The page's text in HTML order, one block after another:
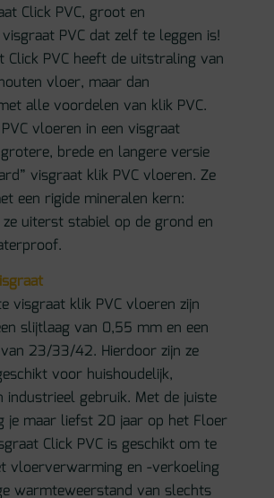
Click PVC, groot en
PVC dat zelf te leggen is!
Click PVC heeft de uitstraling van
vloer, maar dan
alle voordelen van klik PVC.
vloeren in een visgraat
brede en langere versie
visgraat klik PVC vloeren. Ze
een rigide mineralen kern:
uiterst stabiel op de grond en
visgraat klik PVC vloeren zijn
slijtlaag van 0,55 mm en een
23/33/42. Hierdoor zijn ze
voor huishoudelijk,
industrieel gebruik. Met de juiste
je maar liefst 20 jaar op het Floer
Click PVC is geschikt om te
vloerverwarming en -verkoeling
warmteweerstand van slechts